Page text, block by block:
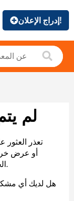
إدراج الإعلان!
لم
تعذر
الخاصة بنا لمساعدتك في العثور على ما تريد.
هل لديك أي